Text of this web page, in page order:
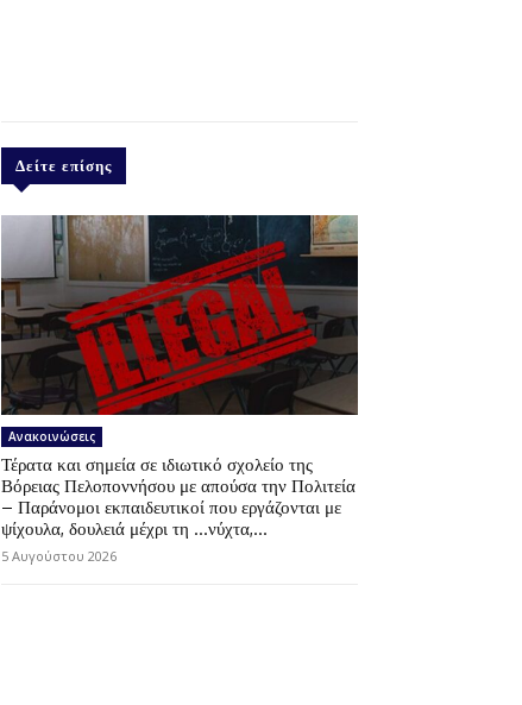
Δείτε επίσης
Ανακοινώσεις
Τέρατα και σημεία σε ιδιωτικό σχολείο της
Βόρειας Πελοποννήσου με απούσα την Πολιτεία
– Παράνομοι εκπαιδευτικοί που εργάζονται με
ψίχουλα, δουλειά μέχρι τη …νύχτα,...
5 Αυγούστου 2026